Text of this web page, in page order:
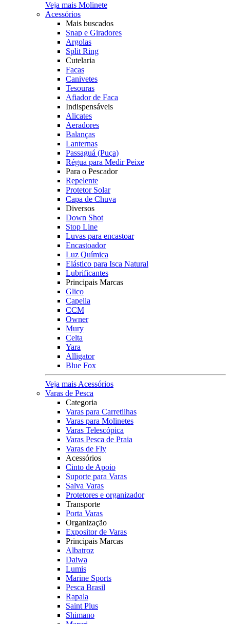
Veja mais Molinete
Acessórios
Mais buscados
Snap e Giradores
Argolas
Split Ring
Cutelaria
Facas
Canivetes
Tesouras
Afiador de Faca
Indispensáveis
Alicates
Aeradores
Balanças
Lanternas
Passaguá (Puça)
Régua para Medir Peixe
Para o Pescador
Repelente
Protetor Solar
Capa de Chuva
Diversos
Down Shot
Stop Line
Luvas para encastoar
Encastoador
Luz Química
Elástico para Isca Natural
Lubrificantes
Principais Marcas
Glico
Capella
CCM
Owner
Mury
Celta
Yara
Alligator
Blue Fox
Veja mais Acessórios
Varas de Pesca
Categoria
Varas para Carretilhas
Varas para Molinetes
Varas Telescópica
Varas Pesca de Praia
Varas de Fly
Acessórios
Cinto de Apoio
Suporte para Varas
Salva Varas
Protetores e organizador
Transporte
Porta Varas
Organização
Expositor de Varas
Principais Marcas
Albatroz
Daiwa
Lumis
Marine Sports
Pesca Brasil
Rapala
Saint Plus
Shimano